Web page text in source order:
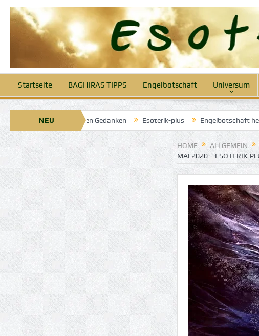
Startseite BAGHIRAS TIPPS Engelbotschaft Universum
NEU
der klaren Gedanken Esoterik-plus Engelbotschaft heute 14. April
HOME ALLGEMEIN
MAI 2020 – ESOTERIK-